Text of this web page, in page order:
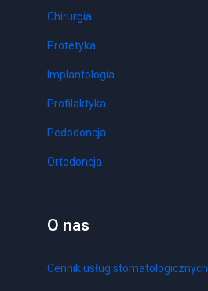
Chirurgia
Protetyka
Implantologia
Profilaktyka
Pedodoncja
Ortodoncja
O nas
Cennik usług stomatologicznych